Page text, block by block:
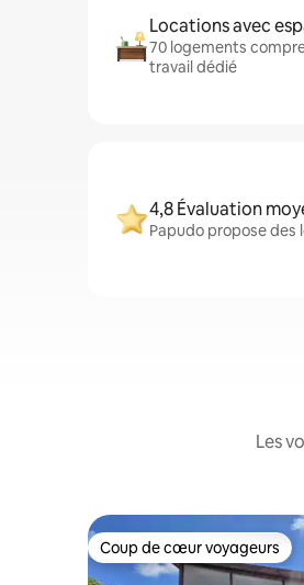
Locations avec
70 logements
travail dédié
4,8 Évaluation
Papudo propose des
Les
Coup de cœur voyageurs
Coup de cœur voyageurs